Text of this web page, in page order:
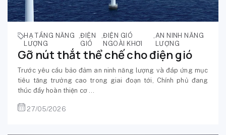
HẠ TẦNG NĂNG
LƯỢNG
,ĐIỆN
GIÓ
,ĐIỆN GIÓ
NGOÀI KHƠI
,AN NINH NĂNG
LƯỢNG
Gỡ nút thắt thể chế cho điện gió
Trước yêu cầu bảo đảm an ninh năng lượng và đáp ứng mục
tiêu tăng trưởng cao trong giai đoạn tới, Chính phủ đang
thúc đẩy hoàn thiện cơ ...
27/05/2026